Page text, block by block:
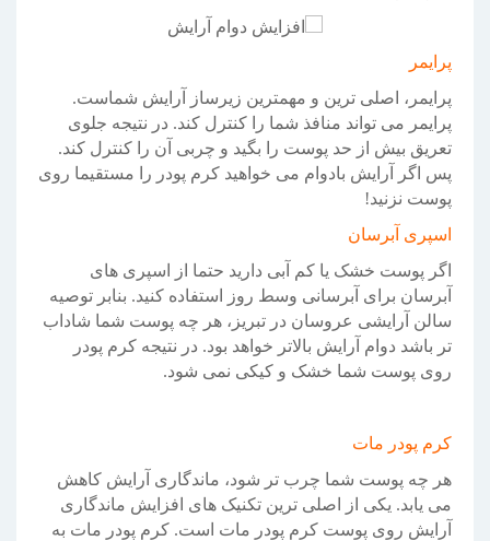
پرایمر
پرایمر، اصلی ترین و مهمترین زیرساز آرایش شماست.
پرایمر می تواند منافذ شما را کنترل کند. در نتیجه جلوی
تعریق بیش از حد پوست را بگید و چربی آن را کنترل کند.
پس اگر آرایش بادوام می خواهید کرم پودر را مستقیما روی
پوست نزنید!
اسپری آبرسان
اگر پوست خشک یا کم آبی دارید حتما از اسپری های
آبرسان برای آبرسانی وسط روز استفاده کنید. بنابر توصیه
سالن آرایشی عروسان در تبریز، هر چه پوست شما شاداب
تر باشد دوام آرایش بالاتر خواهد بود. در نتیجه کرم پودر
روی پوست شما خشک و کیکی نمی شود.
کرم پودر مات
هر چه پوست شما چرب تر شود، ماندگاری آرایش کاهش
می یابد. یکی از اصلی ترین تکنیک های افزایش ماندگاری
آرایش روی پوست کرم پودر مات است. کرم پودر مات به